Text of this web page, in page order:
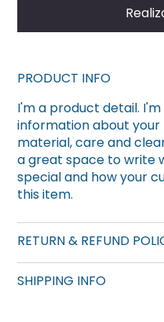
PRODUCT INFO
I'm a product detail.
information about your
material, care and
a great space to write
special and how your
this item.
RETURN & REFUND
SHIPPING INFO